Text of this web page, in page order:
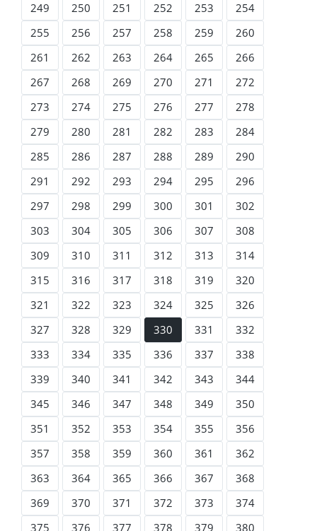
249
250 251 252 253
254
255
256 257 258 259
260
261
262 263 264 265
266
267
268 269 270 271
272
273
274 275 276 277
278
279
280 281 282 283
284
285
286 287 288 289
290
291
292 293 294 295
296
297
298 299 300 301
302
303
304 305 306 307
308
309
310 311 312 313
314
315
316 317 318 319
320
321
322 323 324 325
326
327
328 329 330 331
332
333
334 335 336 337
338
339
340 341 342 343
344
345
346 347 348 349
350
351
352 353 354 355
356
357
358 359 360 361
362
363
364 365 366 367
368
369
370 371 372 373
374
375
376 377 378 379 380